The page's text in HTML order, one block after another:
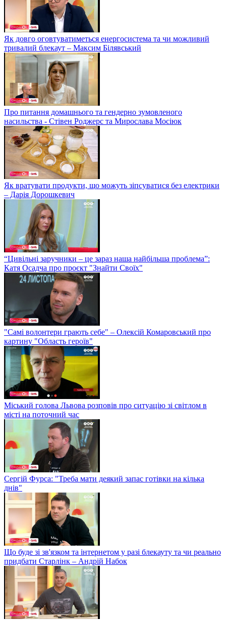
Як довго оговтуватиметься енергосистема та чи можливий
тривалий блекаут – Максим Білявський
Про питання домашнього та гендерно зумовленого
насильства - Стівен Роджерс та Мирослава Мосіюк
Як вратувати продукти, що можуть зіпсуватися без електрики
– Дарія Дорошкевич
“Цивільні заручники – це зараз наша найбільша проблема”:
Катя Осадча про проєкт "Знайти Своїх"
"Самі волонтери грають себе" – Олексій Комаровський про
картину "Область героїв"
Міський голова Львова розповів про ситуацію зі світлом в
місті на поточний час
Сергій Фурса: "Треба мати деякий запас готівки на кілька
днів"
Що буде зі зв'язком та інтернетом у разі блекауту та чи реально
придбати Старлінк – Андрій Набок